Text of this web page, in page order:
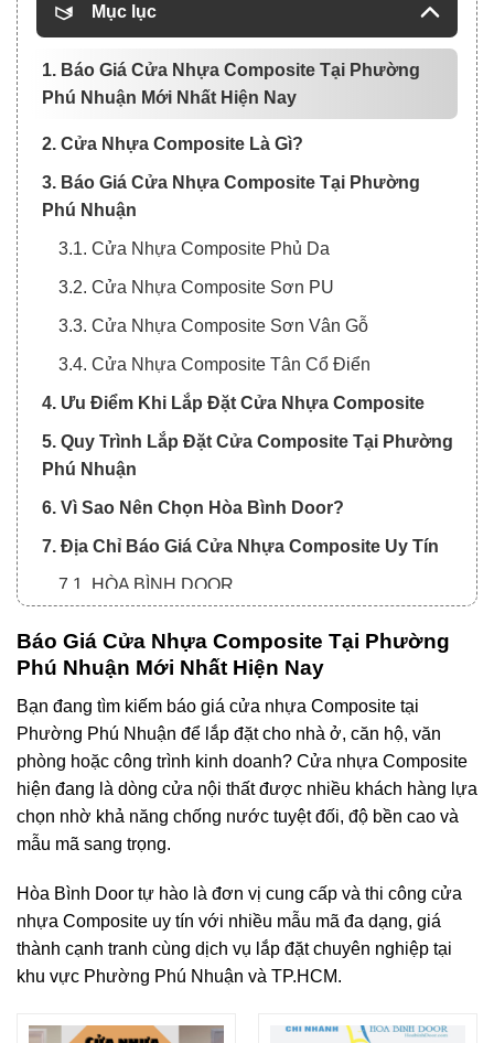
Mục lục
1. Báo Giá Cửa Nhựa Composite Tại Phường
Phú Nhuận Mới Nhất Hiện Nay
2. Cửa Nhựa Composite Là Gì?
3. Báo Giá Cửa Nhựa Composite Tại Phường
Phú Nhuận
3.1. Cửa Nhựa Composite Phủ Da
3.2. Cửa Nhựa Composite Sơn PU
3.3. Cửa Nhựa Composite Sơn Vân Gỗ
3.4. Cửa Nhựa Composite Tân Cổ Điển
4. Ưu Điểm Khi Lắp Đặt Cửa Nhựa Composite
5. Quy Trình Lắp Đặt Cửa Composite Tại Phường
Phú Nhuận
6. Vì Sao Nên Chọn Hòa Bình Door?
7. Địa Chỉ Báo Giá Cửa Nhựa Composite Uy Tín
7.1. HÒA BÌNH DOOR
Báo Giá Cửa Nhựa Composite Tại Phường
Phú Nhuận Mới Nhất Hiện Nay
Bạn đang tìm kiếm báo giá cửa nhựa Composite tại
Phường Phú Nhuận để lắp đặt cho nhà ở, căn hộ, văn
phòng hoặc công trình kinh doanh? Cửa nhựa Composite
hiện đang là dòng cửa nội thất được nhiều khách hàng lựa
chọn nhờ khả năng chống nước tuyệt đối, độ bền cao và
mẫu mã sang trọng.
Hòa Bình Door tự hào là đơn vị cung cấp và thi công cửa
nhựa Composite uy tín với nhiều mẫu mã đa dạng, giá
thành cạnh tranh cùng dịch vụ lắp đặt chuyên nghiệp tại
khu vực Phường Phú Nhuận và TP.HCM.